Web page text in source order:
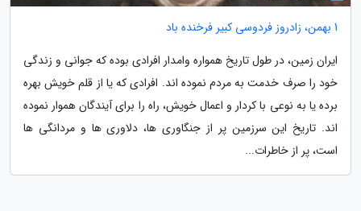
1 بهمن، زادروز فردوسی کبیر فرخنده باد
ایران زمین، در طول تاریخ همواره وامدار افرادی بوده که جوانی و زندگی
خود را صرف خدمت به مردم نموده اند. افرادی که یا از قلم خویش بهره
برده یا به نوعی با کردار و اعمال خویش، راه را برای آیندگان هموار نموده
اند. تاریخ این سرزمین پر از جنگاوری ها، دلاوری ها و مردانگی ها
است، پر از خاطرات...